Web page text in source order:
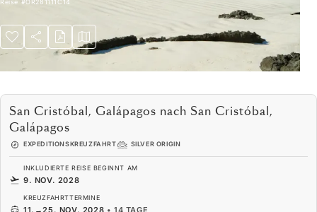
Reise #OR281111C14
San Cristóbal, Galápagos nach San Cristóbal,
Galápagos
EXPEDITIONSKREUZFAHRT SILVER ORIGIN
INKLUDIERTE REISE BEGINNT AM
9. NOV. 2028
KREUZFAHRTTERMINE
11. →25. NOV. 2028 •14 TAGE